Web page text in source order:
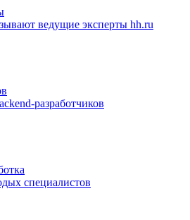
ведущие эксперты hh.ru
разработчиков
специалистов